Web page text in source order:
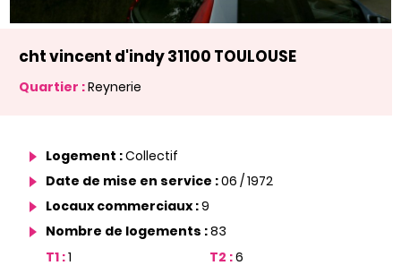
cht vincent d'indy 31100 TOULOUSE
Quartier :Reynerie
Logement :Collectif
Date de mise en service :06 / 1972
Locaux commerciaux :9
Nombre de logements :83
T1 :1 T2 :6